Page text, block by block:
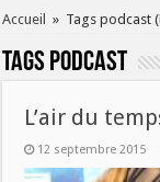
Accueil » Tags podcast
Tags podcast
L’air du
12 septembre 2015